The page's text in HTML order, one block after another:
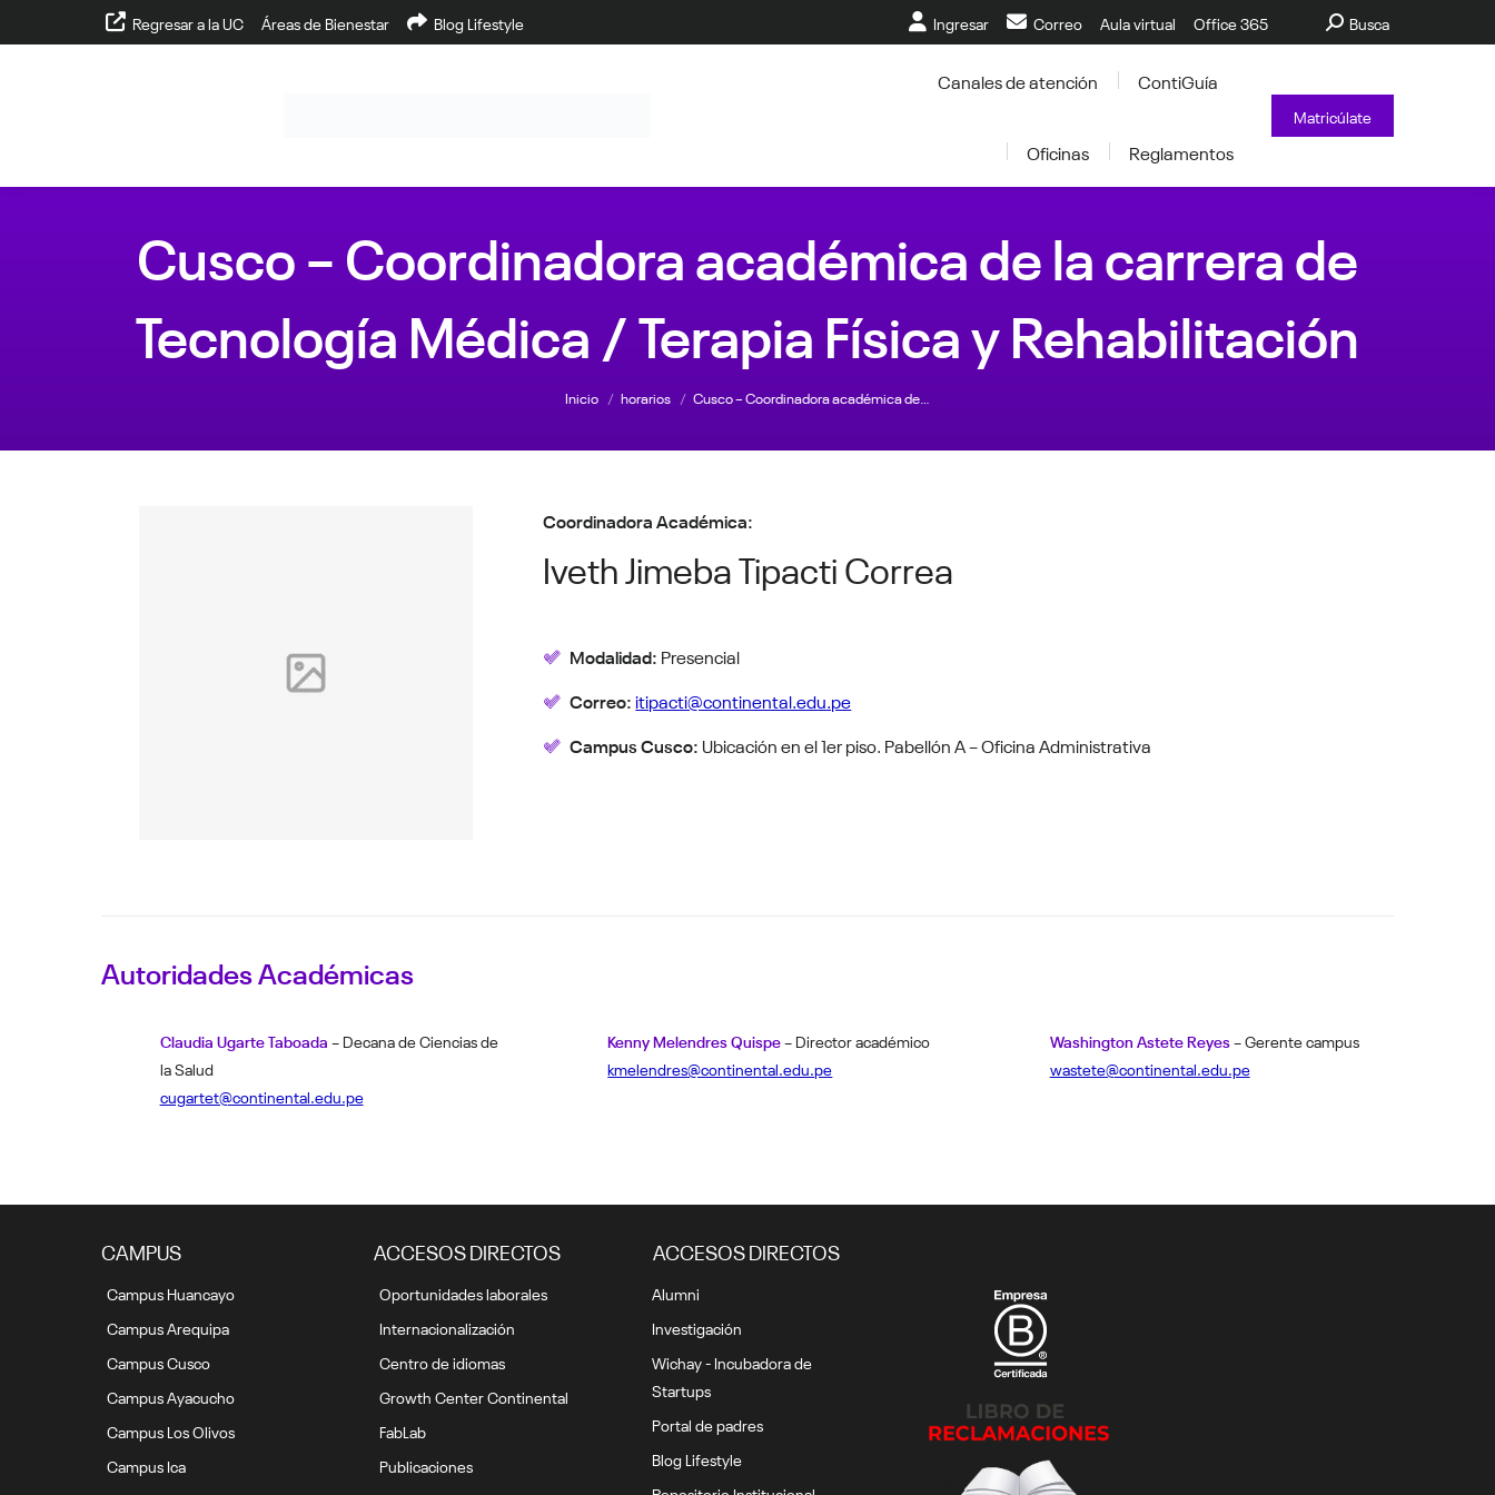
Regresar a la UC Áreas de Bienestar Blog Lifestyle Ingresar Correo Aula virtual Office 365 Buscar:
Busca
Canales de atención ContiGuía
Oficinas Reglamentos
Matricúlate
Cusco – Coordinadora académica de la carrera de
Tecnología Médica / Terapia Física y Rehabilitación
Inicio horarios Cusco – Coordinadora académica de…
Coordinadora Académica:
Iveth Jimeba Tipacti Correa
Modalidad: Presencial
Correo:itipacti@continental.edu.pe
Campus Cusco: Ubicación en el 1er piso. Pabellón A – Oficina Administrativa
Autoridades Académicas
Claudia Ugarte Taboada – Decana de Ciencias de
la Salud
cugartet@continental.edu.pe
Kenny Melendres Quispe– Director académico
kmelendres@continental.edu.pe
Washington Astete Reyes– Gerente campus
wastete@continental.edu.pe
CAMPUS
Campus Huancayo
Campus Arequipa
Campus Cusco
Campus Ayacucho
Campus Los Olivos
Campus Ica
ACCESOS DIRECTOS
Oportunidades laborales
Internacionalización
Centro de idiomas
Growth Center Continental
FabLab
Publicaciones
ACCESOS DIRECTOS
Alumni
Investigación
Wichay - Incubadora de
Startups
Portal de padres
Blog Lifestyle